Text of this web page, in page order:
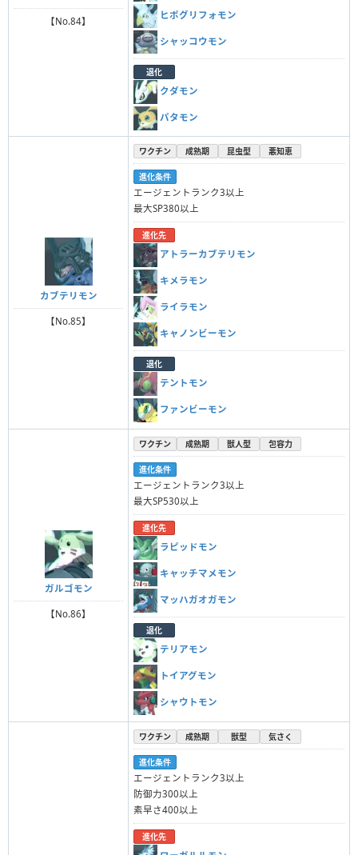
【No.84】
ヒポグリフォモン
シャッコウモン
退化
クダモン
パタモン
カブテリモン
【No.85】
ワクチン 成熟期 昆虫型 悪知恵
進化条件
エージェントランク3以上
最大SP380以上
進化先
アトラーカブテリモン
キメラモン
ライラモン
キャノンビーモン
退化
テントモン
ファンビーモン
ガルゴモン
【No.86】
ワクチン 成熟期 獣人型 包容力
進化条件
エージェントランク3以上
最大SP530以上
進化先
ラピッドモン
キャッチマメモン
マッハガオガモン
退化
テリアモン
トイアグモン
シャウトモン
ワクチン 成熟期 獣型 気さく
進化条件
エージェントランク3以上
防御力300以上
素早さ400以上
進化先